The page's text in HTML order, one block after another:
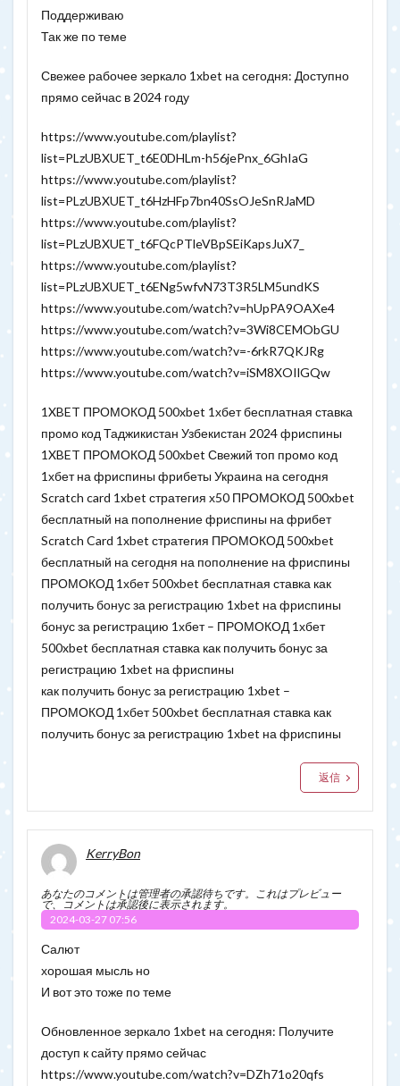
Поддерживаю
Так же по теме
Свежее рабочее зеркало 1xbet на сегодня: Доступно
прямо сейчас в 2024 году
https://www.youtube.com/playlist?
list=PLzUBXUET_t6E0DHLm-h56jePnx_6GhIaG
https://www.youtube.com/playlist?
list=PLzUBXUET_t6HzHFp7bn40SsOJeSnRJaMD
https://www.youtube.com/playlist?
list=PLzUBXUET_t6FQcPTleVBpSEiKapsJuX7_
https://www.youtube.com/playlist?
list=PLzUBXUET_t6ENg5wfvN73T3R5LM5undKS
https://www.youtube.com/watch?v=hUpPA9OAXe4
https://www.youtube.com/watch?v=3Wi8CEMObGU
https://www.youtube.com/watch?v=-6rkR7QKJRg
https://www.youtube.com/watch?v=iSM8XOIlGQw
1XBET ПРОМОКОД 500xbet 1хбет бесплатная ставка
промо код Таджикистан Узбекистан 2024 фриспины
1XBET ПРОМОКОД 500xbet Свежий топ промо код
1хбет на фриспины фрибеты Украина на сегодня
Scratch card 1xbet стратегия х50 ПРОМОКОД 500xbet
бесплатный на пополнение фриспины на фрибет
Scratch Card 1xbet стратегия ПРОМОКОД 500xbet
бесплатный на сегодня на пополнение на фриспины
ПРОМОКОД 1хбет 500xbet бесплатная ставка как
получить бонус за регистрацию 1xbet на фриспины
бонус за регистрацию 1хбет – ПРОМОКОД 1хбет
500xbet бесплатная ставка как получить бонус за
регистрацию 1xbet на фриспины
как получить бонус за регистрацию 1xbet –
ПРОМОКОД 1хбет 500xbet бесплатная ставка как
получить бонус за регистрацию 1xbet на фриспины
返信
KerryBon
あなたのコメントは管理者の承認待ちです。これはプレビュー
で、コメントは承認後に表示されます。
2024-03-27 07:56
Салют
хорошая мысль но
И вот это тоже по теме
Обновленное зеркало 1xbet на сегодня: Получите
доступ к сайту прямо сейчас
https://www.youtube.com/watch?v=DZh71o20qfs